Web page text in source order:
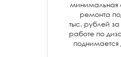
минимальная
ремонта
тыс. рублей
работе по
поднимается